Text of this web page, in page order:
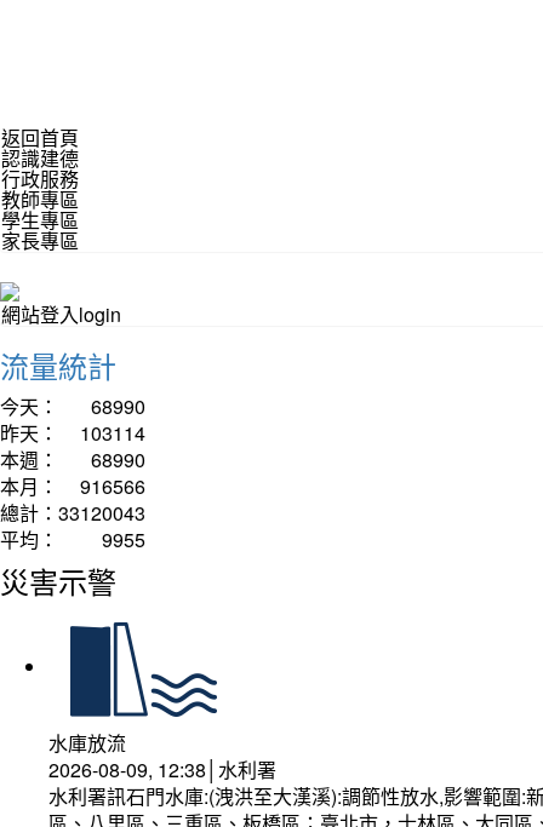
返回首頁
認識建德
行政服務
教師專區
學生專區
家長專區
網站登入login
流量統計
今天：
68990
昨天：
103114
本週：
68990
本月：
916566
總計： 33120043
平均：
9955
災害示警
水庫放流
2026-08-09, 12:38│水利署
水利署訊石門水庫:(洩洪至大漢溪):調節性放水,影響範圍